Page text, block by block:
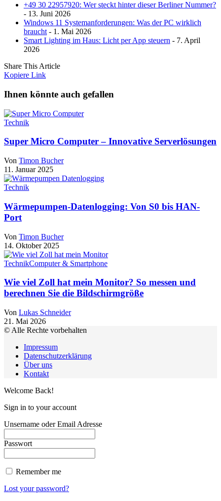
+49 30 22957920: Wer steckt hinter dieser Berliner Nummer?
- 13. Juni 2026
Windows 11 Systemanforderungen: Was der PC wirklich
braucht - 1. Mai 2026
Smart Lighting im Haus: Licht per App steuern - 7. April
2026
Share This Article
Kopiere Link
Ihnen könnte auch gefallen
Technik
Super Micro Computer – Innovative Serverlösungen
Von Timon Bucher
11. Januar 2025
Technik
Wärmepumpen-Datenlogging: Von S0 bis HAN-
Port
Von Timon Bucher
14. Oktober 2025
TechnikComputer & Smartphone
Wie viel Zoll hat mein Monitor? So messen und
berechnen Sie die Bildschirmgröße
Von Lukas Schneider
21. Mai 2026
© Alle Rechte vorbehalten
Impressum
Datenschutzerklärung
Über uns
Kontakt
Welcome Back!
Sign in to your account
Unsername oder Email Adresse
Passwort
Remember me
Lost your password?